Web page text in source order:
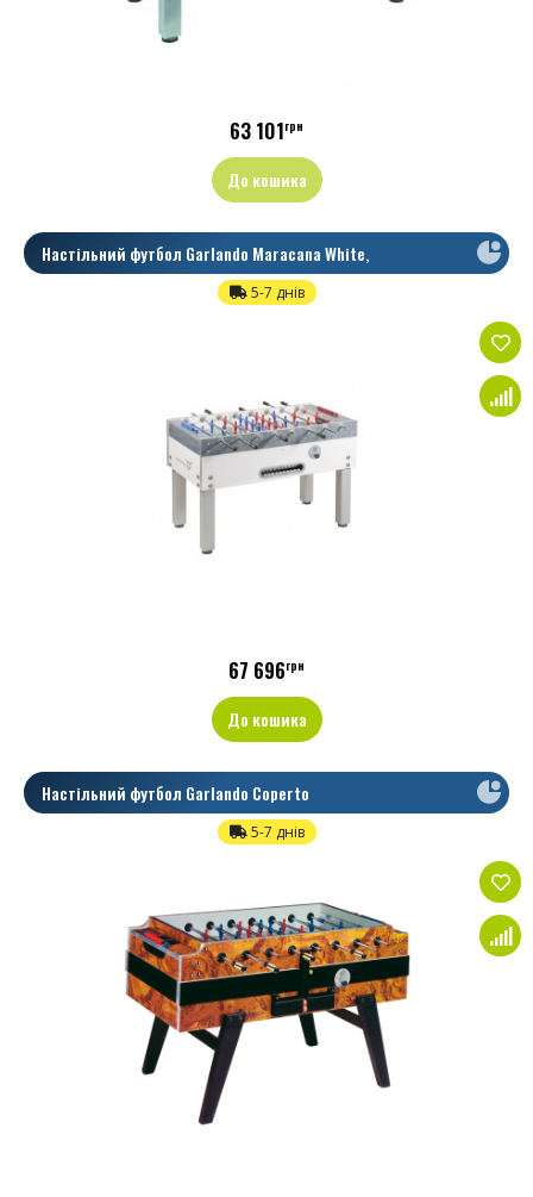
63 101грн
До кошика
Настільний футбол Garlando Maracana White,
5-7 днів
67 696грн
До кошика
Настільний футбол Garlando Coperto
5-7 днів